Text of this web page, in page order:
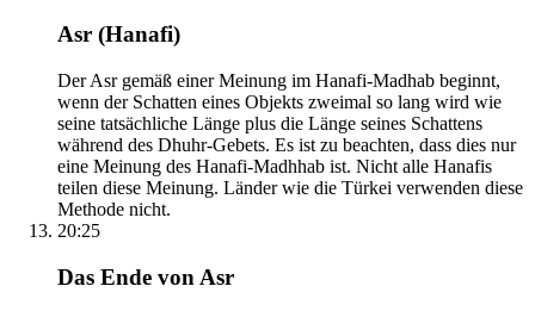
Asr (Hanafi)
Der Asr gemäß einer Meinung im Hanafi-Madhab beginnt,
wenn der Schatten eines Objekts zweimal so lang wird wie
seine tatsächliche Länge plus die Länge seines Schattens
während des Dhuhr-Gebets. Es ist zu beachten, dass dies nur
eine Meinung des Hanafi-Madhhab ist. Nicht alle Hanafis
teilen diese Meinung. Länder wie die Türkei verwenden diese
Methode nicht.
20:25
Das Ende von Asr